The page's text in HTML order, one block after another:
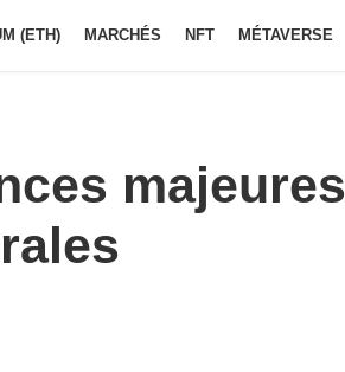
(ETH) MARCHÉS NFT MÉTAVERSE
majeures